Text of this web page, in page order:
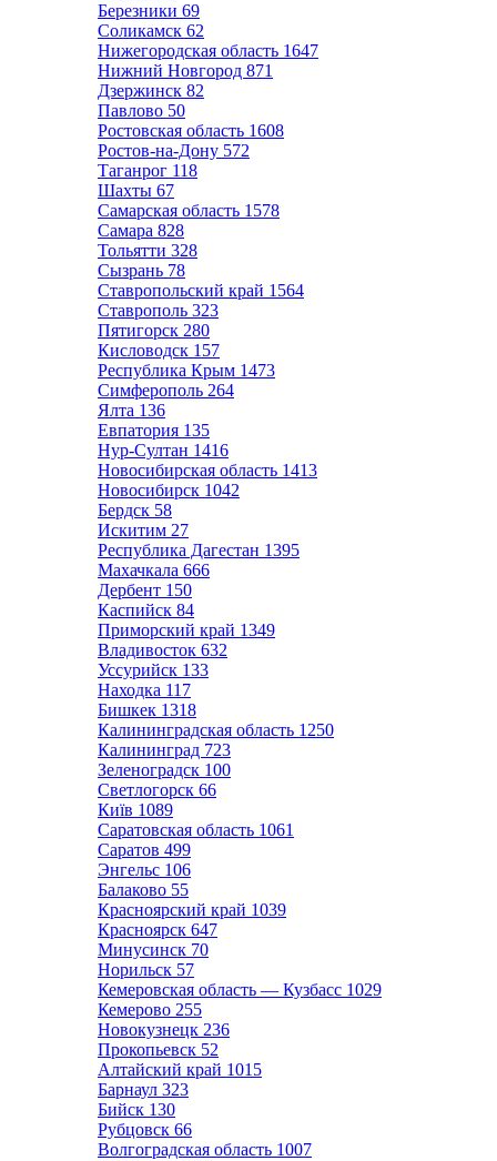
Березники 69
Соликамск 62
Нижегородская область 1647
Нижний Новгород 871
Дзержинск 82
Павлово 50
Ростовская область 1608
Ростов-на-Дону 572
Таганрог 118
Шахты 67
Самарская область 1578
Самара 828
Тольятти 328
Сызрань 78
Ставропольский край 1564
Ставрополь 323
Пятигорск 280
Кисловодск 157
Республика Крым 1473
Симферополь 264
Ялта 136
Евпатория 135
Нур-Султан 1416
Новосибирская область 1413
Новосибирск 1042
Бердск 58
Искитим 27
Республика Дагестан 1395
Махачкала 666
Дербент 150
Каспийск 84
Приморский край 1349
Владивосток 632
Уссурийск 133
Находка 117
Бишкек 1318
Калининградская область 1250
Калининград 723
Зеленоградск 100
Светлогорск 66
Київ 1089
Саратовская область 1061
Саратов 499
Энгельс 106
Балаково 55
Красноярский край 1039
Красноярск 647
Минусинск 70
Норильск 57
Кемеровская область — Кузбасс 1029
Кемерово 255
Новокузнецк 236
Прокопьевск 52
Алтайский край 1015
Барнаул 323
Бийск 130
Рубцовск 66
Волгоградская область 1007